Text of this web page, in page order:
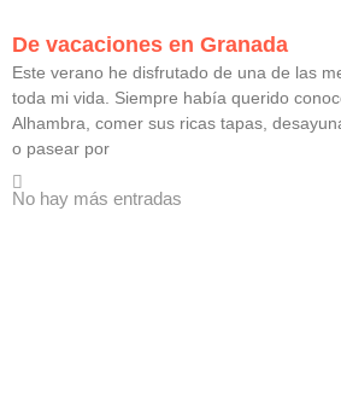
De vacaciones en Granada
Este verano he disfrutado de una de las
toda mi vida. Siempre había querido
Alhambra, comer sus ricas tapas,
o pasear por
No hay más entradas